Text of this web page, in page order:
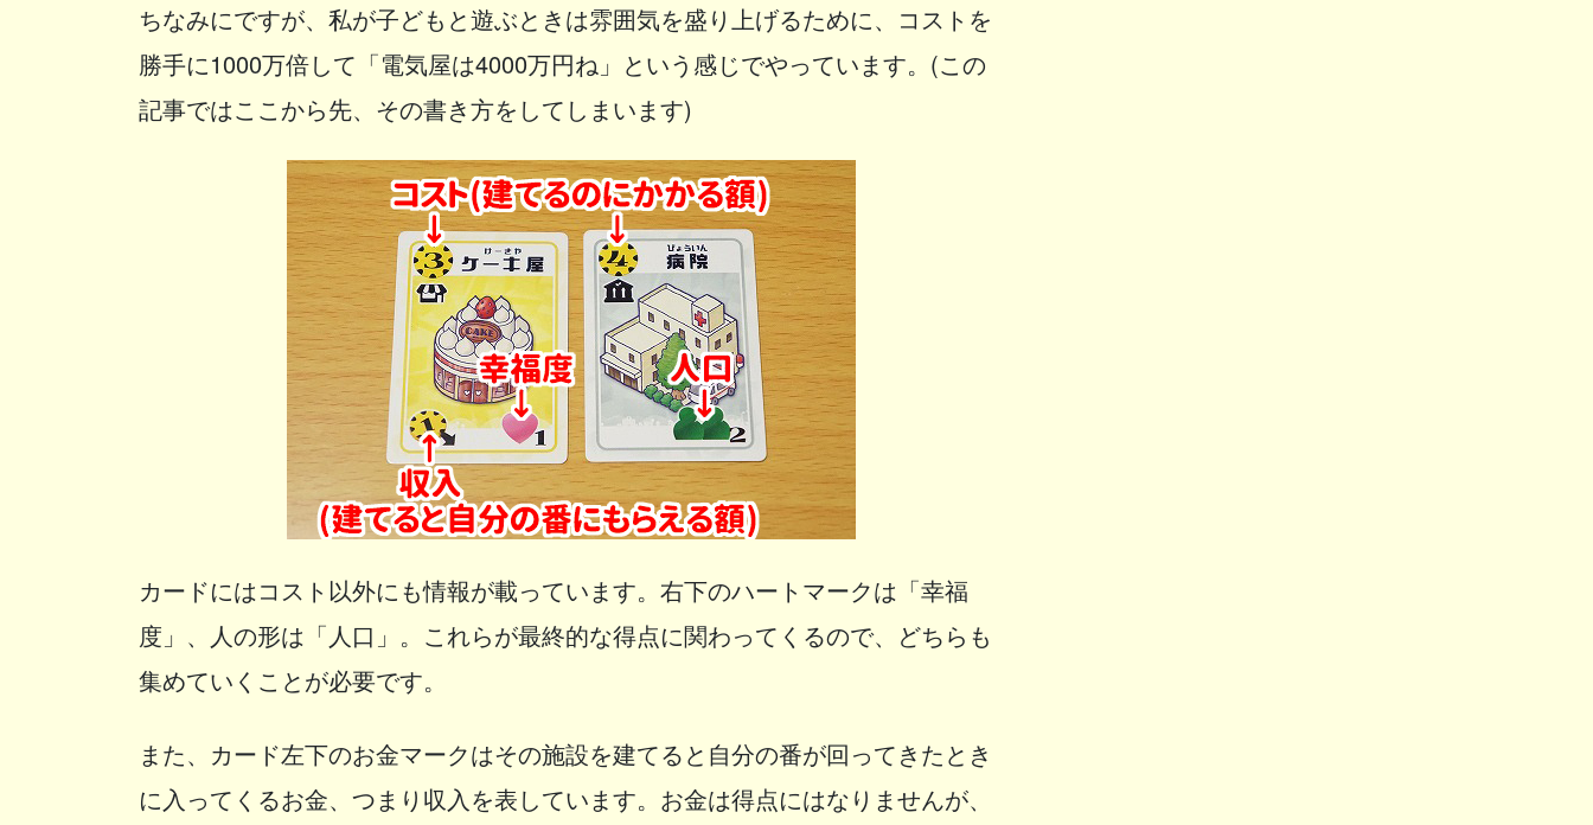
ちなみにですが、私が子どもと遊ぶときは雰囲気を盛り上げるために、コストを
勝手に1000万倍して「電気屋は4000万円ね」という感じでやっています。(この
記事ではここから先、その書き方をしてしまいます)
カードにはコスト以外にも情報が載っています。右下のハートマークは「幸福
度」、人の形は「人口」。これらが最終的な得点に関わってくるので、どちらも
集めていくことが必要です。
また、カード左下のお金マークはその施設を建てると自分の番が回ってきたとき
に入ってくるお金、つまり収入を表しています。お金は得点にはなりませんが、